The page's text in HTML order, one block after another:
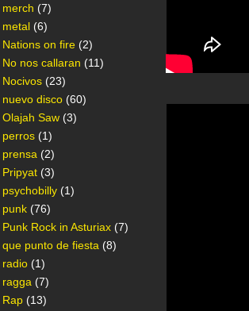
merch (7)
metal (6)
Nations on fire (2)
No nos callaran (11)
Nocivos (23)
nuevo disco (60)
Olajah Saw (3)
perros (1)
prensa (2)
Pripyat (3)
psychobilly (1)
punk (76)
Punk Rock in Asturiax (7)
que punto de fiesta (8)
radio (1)
ragga (7)
Rap (13)